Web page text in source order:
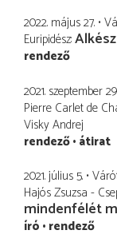
2022. május 27.
Euripidész
rendező
2021. szeptember
Pierre Carlet de
Visky Andrej
rendező átirat
2021. július 5.
Hajós Zsuzsa -
mindenfélét
író rendező